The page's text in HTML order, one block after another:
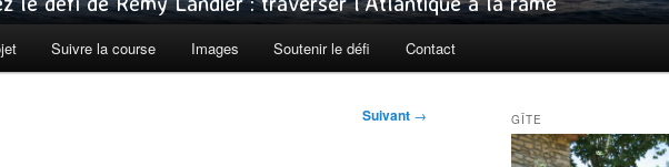
Suivre la course Images Soutenir le défi Contact
Suivant → GÎTE